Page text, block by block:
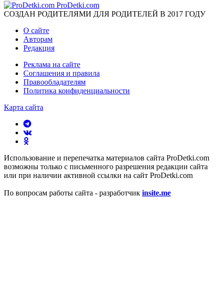
ProDetki.com
СОЗДАН РОДИТЕЛЯМИ ДЛЯ РОДИТЕЛЕЙ В 2017 ГОДУ
О сайте
Авторам
Редакция
Реклама на сайте
Соглашения и правила
Правообладателям
Политика конфиденциальности
Карта сайта
Использование и перепечатка материалов сайта ProDetki.com
возможны только с письменного разрешения редакции сайта
или при наличии активной ссылки на сайт ProDetki.com
По вопросам работы сайта - разработчик insite.me